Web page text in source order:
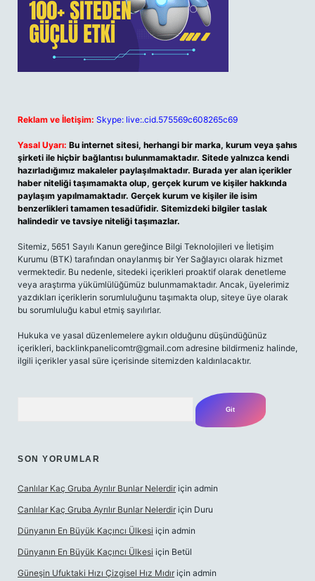
Reklam ve İletişim: Skype: live:.cid.575569c608265c69
Yasal Uyarı: Bu internet sitesi, herhangi bir marka, kurum veya şahıs
şirketi ile hiçbir bağlantısı bulunmamaktadır. Sitede yalnızca kendi
hazırladığımız makaleler paylaşılmaktadır. Burada yer alan içerikler
haber niteliği taşımamakta olup, gerçek kurum ve kişiler hakkında
paylaşım yapılmamaktadır. Gerçek kurum ve kişiler ile isim
benzerlikleri tamamen tesadüfidir. Sitemizdeki bilgiler taslak
halindedir ve tavsiye niteliği taşımazlar.
Sitemiz, 5651 Sayılı Kanun gereğince Bilgi Teknolojileri ve İletişim
Kurumu (BTK) tarafından onaylanmış bir Yer Sağlayıcı olarak hizmet
vermektedir. Bu nedenle, sitedeki içerikleri proaktif olarak denetleme
veya araştırma yükümlülüğümüz bulunmamaktadır. Ancak, üyelerimiz
yazdıkları içeriklerin sorumluluğunu taşımakta olup, siteye üye olarak
bu sorumluluğu kabul etmiş sayılırlar.
Hukuka ve yasal düzenlemelere aykırı olduğunu düşündüğünüz
içerikleri, backlinkpanelicomtr@gmail.com adresine bildirmeniz halinde,
ilgili içerikler yasal süre içerisinde sitemizden kaldırılacaktır.
SON YORUMLAR
Canlılar Kaç Gruba Ayrılır Bunlar Nelerdir için admin
Canlılar Kaç Gruba Ayrılır Bunlar Nelerdir için Duru
Dünyanın En Büyük Kaçıncı Ülkesi için admin
Dünyanın En Büyük Kaçıncı Ülkesi için Betül
Güneşin Ufuktaki Hızı Çizgisel Hız Mıdır için admin